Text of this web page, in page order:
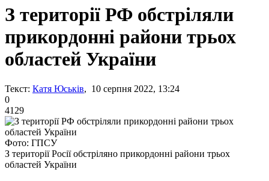
З території РФ обстріляли
прикордонні райони трьох
областей України
Текст: Катя Юськів, 10 серпня 2022, 13:24
0
4129
Фото: ГПСУ
З території Росії обстріляно прикордонні райони трьох
областей України